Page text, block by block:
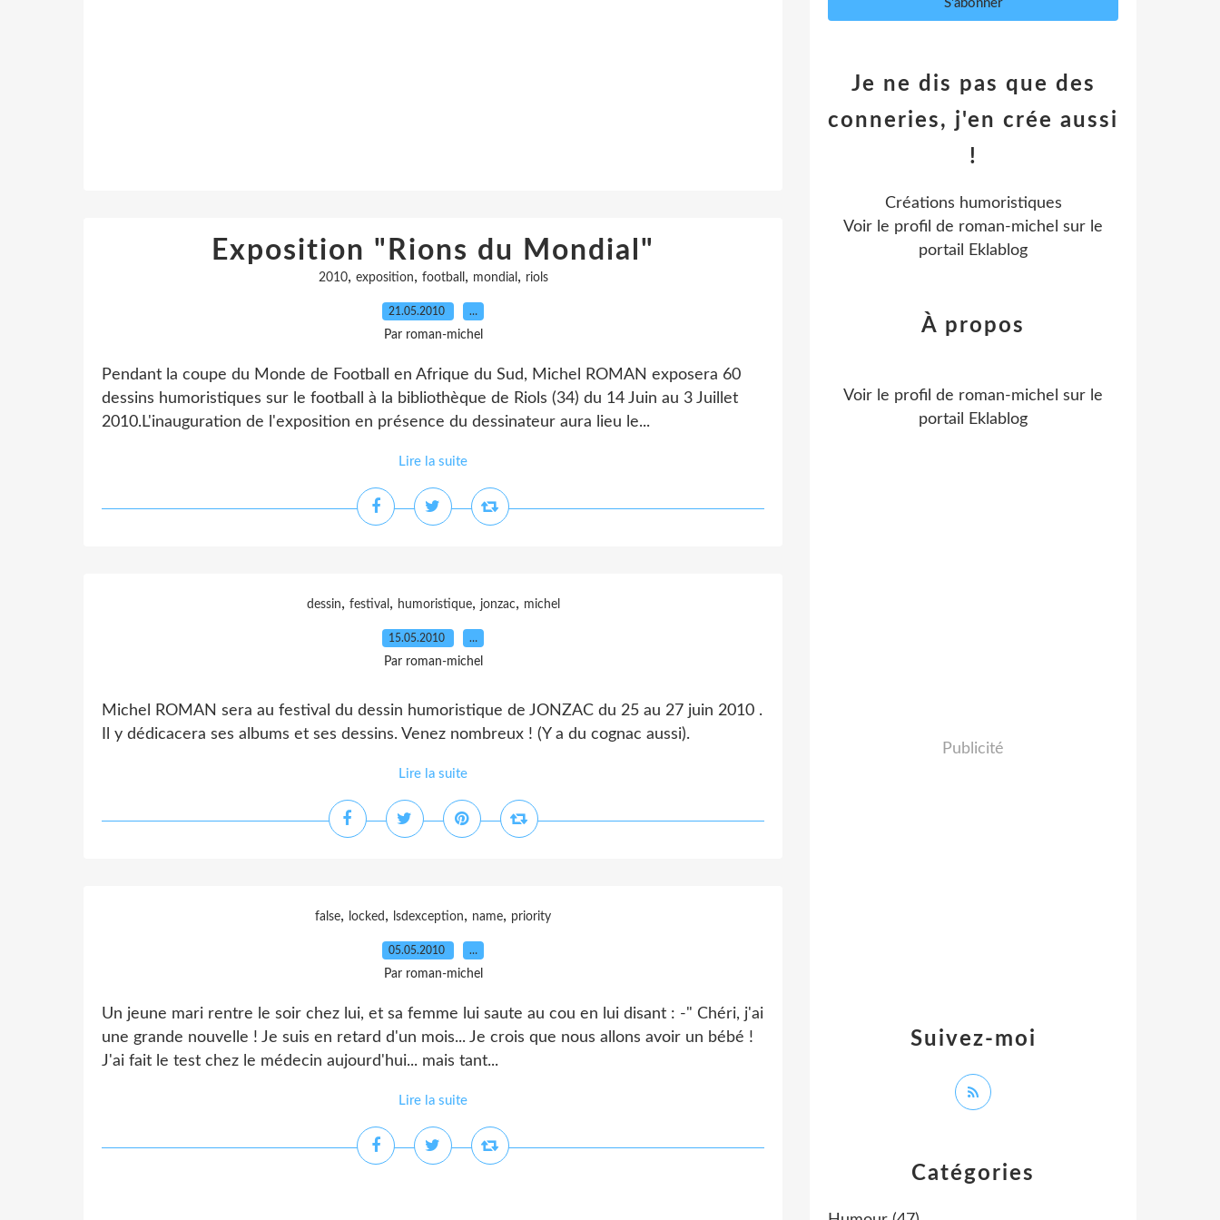
Exposition "Rions du Mondial"
2010, exposition, football , mondial , riols
21.05.2010 …
Par roman-michel
Pendant la coupe du Monde de Football en Afrique du Sud, Michel ROMAN exposera 60
dessins humoristiques sur le football à la bibliothèque de Riols (34) du 14 Juin au 3 Juillet
2010.L'inauguration de l'exposition en présence du dessinateur aura lieu le...
Lire la suite
dessin, festival , humoristique, jonzac, michel
15.05.2010 …
Par roman-michel
Michel ROMAN sera au festival du dessin humoristique de JONZAC du 25 au 27 juin 2010 .
Il y dédicacera ses albums et ses dessins. Venez nombreux ! (Y a du cognac aussi).
Lire la suite
false, locked , lsdexception, name, priority
05.05.2010 …
Par roman-michel
Un jeune mari rentre le soir chez lui, et sa femme lui saute au cou en lui disant : -" Chéri, j'ai
une grande nouvelle ! Je suis en retard d'un mois... Je crois que nous allons avoir un bébé !
J'ai fait le test chez le médecin aujourd'hui... mais tant...
Lire la suite
Catégories
Je ne dis pas que des
conneries, j'en crée aussi
!
Créations humoristiques
Voir le profil de roman-michel sur le
portail Eklablog
Suivez-moi
À propos
Voir le profil de roman-michel sur le
portail Eklablog
Publicité